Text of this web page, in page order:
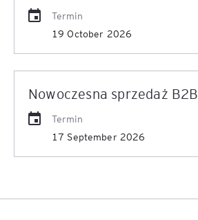
Termin
19 October 2026
Nowoczesna sprzedaż B2B
Termin
17 September 2026